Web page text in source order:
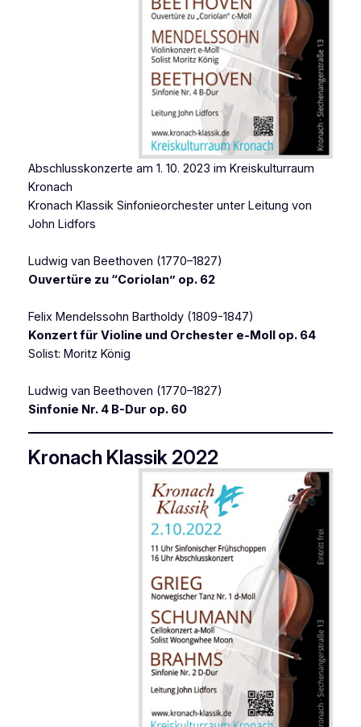
Abschlusskonzerte am 1. 10. 2023 im Kreiskulturraum
Kronach
Kronach Klassik Sinfonieorchester unter Leitung von
John Lidfors
Ludwig van Beethoven (1770–1827)
Ouvertüre zu “Coriolan” op. 62
Felix Mendelssohn Bartholdy (1809-1847)
Konzert für Violine und Orchester e-Moll op. 64
Solist: Moritz König
Ludwig van Beethoven (1770–1827)
Sinfonie Nr. 4 B-Dur op. 60
Kronach Klassik 2022